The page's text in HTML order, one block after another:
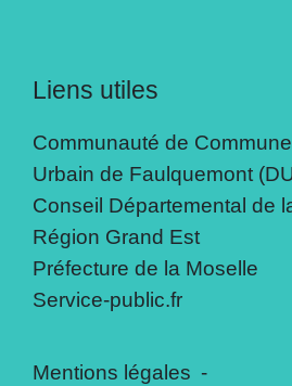
Liens utiles
Communauté de
Urbain de Faulquemont
Conseil Départemental de
Région Grand Est
Préfecture de la Moselle
Service-public.fr
Mentions légales -